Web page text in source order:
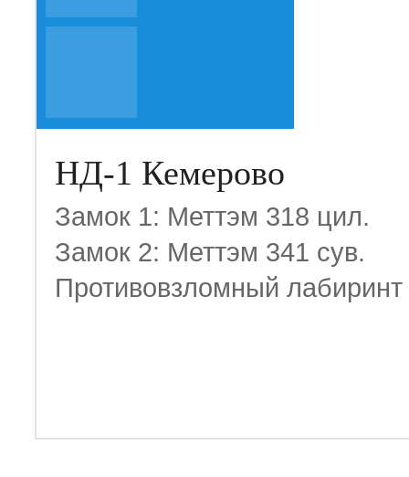
НД-1 Кемерово
Замок 1: Меттэм 318 цил.
Замок 2: Меттэм 341 сув.
Противовзломный лабиринт